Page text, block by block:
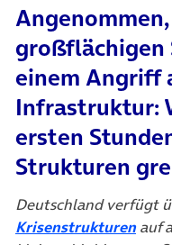
großflächigen
einem Angriff
Infrastruktur:
ersten
Strukturen
Deutschland verfügt
Krisenstrukturenauf